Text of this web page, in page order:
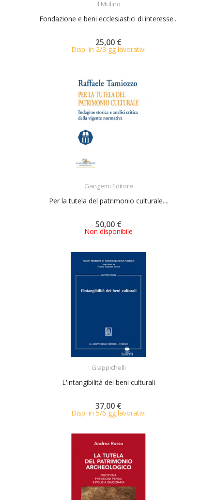
Il Mulino
Fondazione e beni ecclesiastici di interesse...
25,00 €
Disp. in 2/3 gg lavorativi
Gangemi Editore
Per la tutela del patrimonio culturale....
50,00 €
Non disponibile
Giappichelli
L'intangibilità dei beni culturali
37,00 €
Disp. in 5/6 gg lavorativi